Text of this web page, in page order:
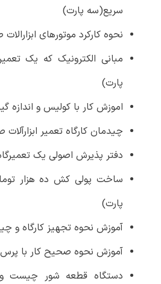
سریع(سه پارت)
نحوه کارکرد موتورهای
مبانی الکترونیک که یک
پارت)
اموزش کار با کولیس و
چیدمان کارگاه تعمیر
دفتر پذیرش اصولی یک
ساخت پولی کش ده هزار
پارت)
آموزش نحوه تجهیز کارگاه و
آموزش نحوه صحیح کار با
دستگاه قطعه شور چیست و